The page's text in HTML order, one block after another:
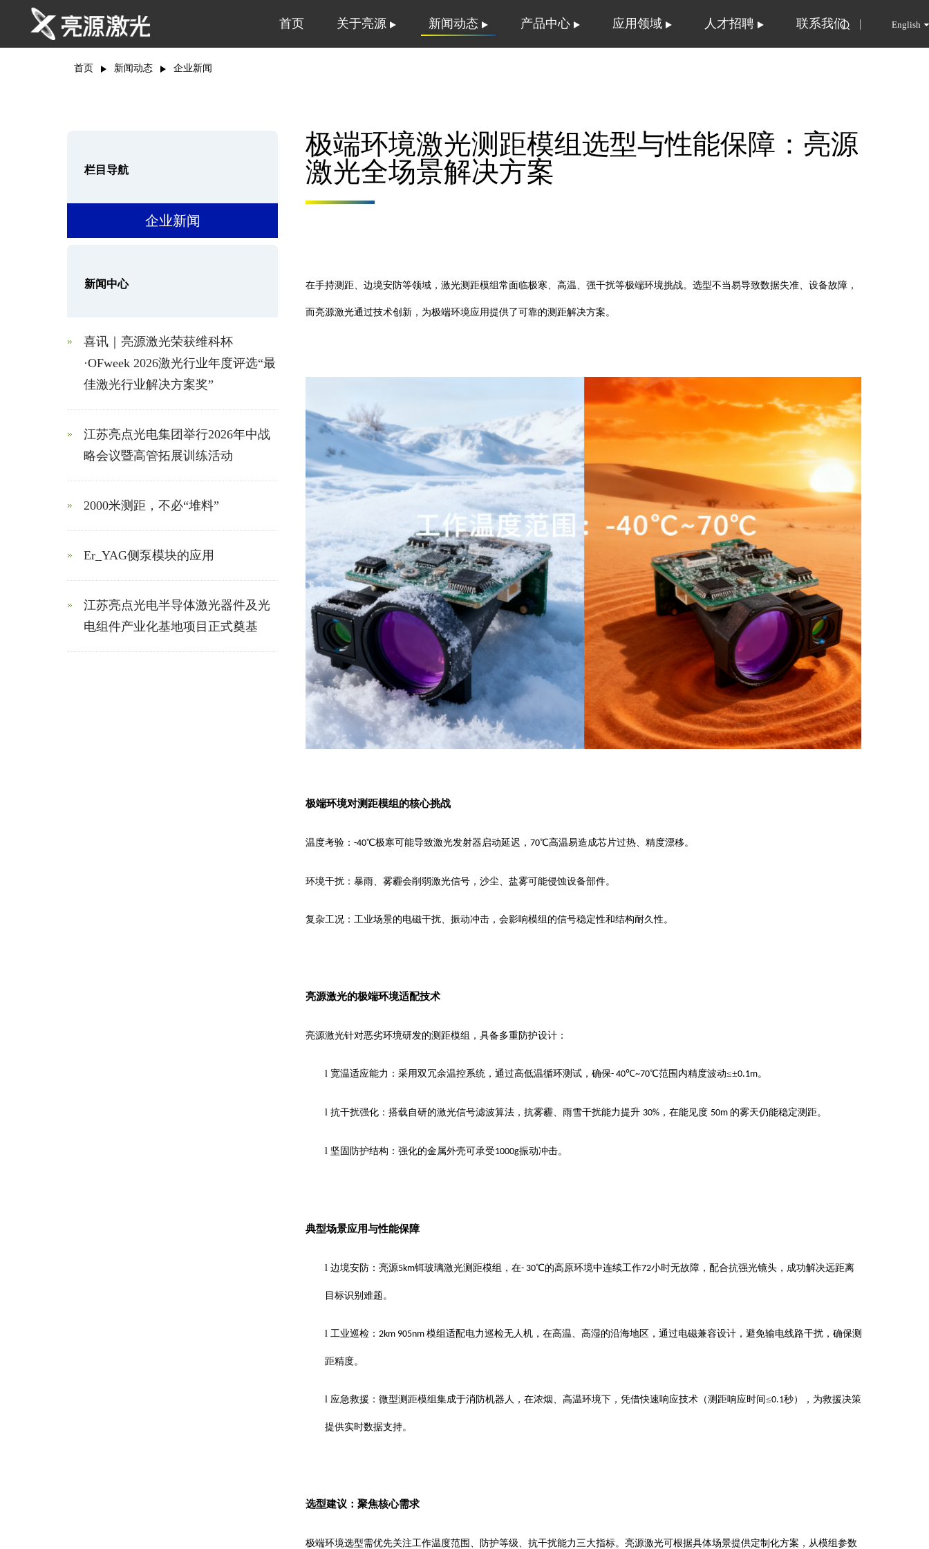
首页 关于亮源 新闻动态 产品中心 应用领域 人才招聘 联系我们 English
首页 新闻动态 企业新闻
栏目导航
企业新闻
新闻中心
喜讯｜亮源激光荣获维科杯
·OFweek 2026激光行业年度评选“最
佳激光行业解决方案奖”
江苏亮点光电集团举行2026年中战
略会议暨高管拓展训练活动
2000米测距，不必“堆料”
Er_YAG侧泵模块的应用
江苏亮点光电半导体激光器件及光
电组件产业化基地项目正式奠基
极端环境激光测距模组选型与性能保障：亮源
激光全场景解决方案
在手持测距、边境安防等领域，激光测距模组常面临极寒、高温、强干扰等极端环境挑战。选型不当易导致数据失准、设备故障，
而亮源激光通过技术创新，为极端环境应用提供了可靠的测距解决方案。
极端环境对测距模组的核心挑战
温度考验： -40℃极寒可能导致激光发射器启动延迟， 70℃高温易造成芯片过热、精度漂移。
环境干扰：暴雨、雾霾会削弱激光信号，沙尘、盐雾可能侵蚀设备部件。
复杂工况：工业场景的电磁干扰、振动冲击，会影响模组的信号稳定性和结构耐久性。
亮源激光的极端环境适配技术
亮源激光针对恶劣环境研发的测距模组，具备多重防护设计：
l 宽温适应能力：采用双冗余温控系统，通过高低温循环测试，确保- 40℃~70℃范围内精度波动≤±0.1m。
l 抗干扰强化：搭载自研的激光信号滤波算法，抗雾霾、雨雪干扰能力提升 30% ，在能见度 50m 的雾天仍能稳定测距。
l 坚固防护结构 ： 强化的金属外壳可承受1000g振动冲击。
典型场景应用与性能保障
l 边境安防：亮源5km铒玻璃激光测距模组，在- 30℃的高原环境中连续工作72小时无故障，配合抗强光镜头，成功解决远距离
目标识别难题。
l 工业巡检 ： 2km 905nm 模组适配电力巡检无人机，在高温、高湿的沿海地区，通过电磁兼容设计，避免输电线路干扰，确保测
距精度。
l 应急救援：微型测距模组集成于消防机器人，在浓烟、高温环境下，凭借快速响应技术（测距响应时间≤0.1秒），为救援决策
提供实时数据支持。
选型建议：聚焦核心需求
极端环境选型需优先关注工作温度范围、防护等级、抗干扰能力三大指标。亮源激光可根据具体场景提供定制化方案，从模组参数